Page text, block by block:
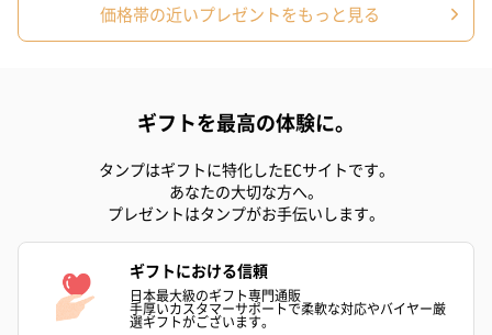
ゴールド（390円） ピンク（390円）
生花のブーケを同梱します。
※9-15時にご注文いただく場合、最短のお届け可能日が通常より
も1日遅くなります。
価格帯の近いプレゼントをもっと見る
ギフトを最高の体験に。
タンプはギフトに特化したECサイトです。
あなたの大切な方へ。
プレゼントはタンプがお手伝いします。
ギフトにおける信頼
日本最大級のギフト専門通販
手厚いカスタマーサポートで柔軟な対応やバイヤー厳
選ギフトがございます。